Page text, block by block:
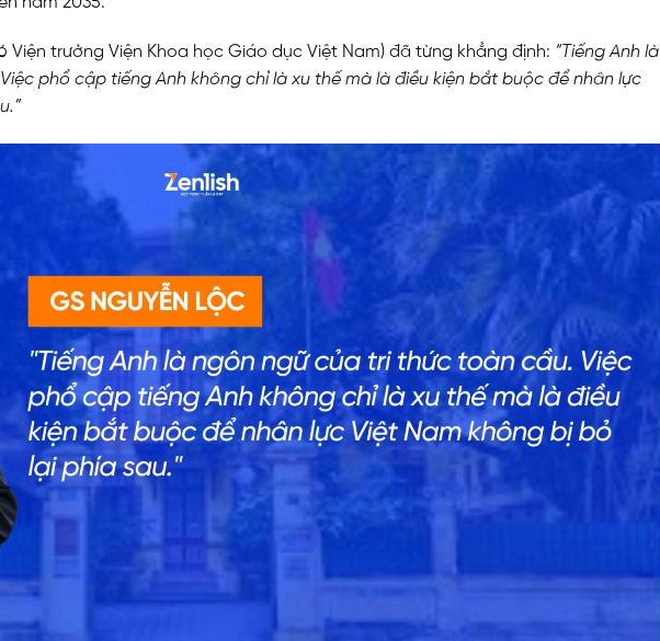
Viện trưởng Viện Khoa học Giáo dục Việt Nam) đã từng khẳng định: “Tiếng Anh là
phổ cập tiếng Anh không chỉ là xu thế mà là điều kiện bắt buộc để nhân lực